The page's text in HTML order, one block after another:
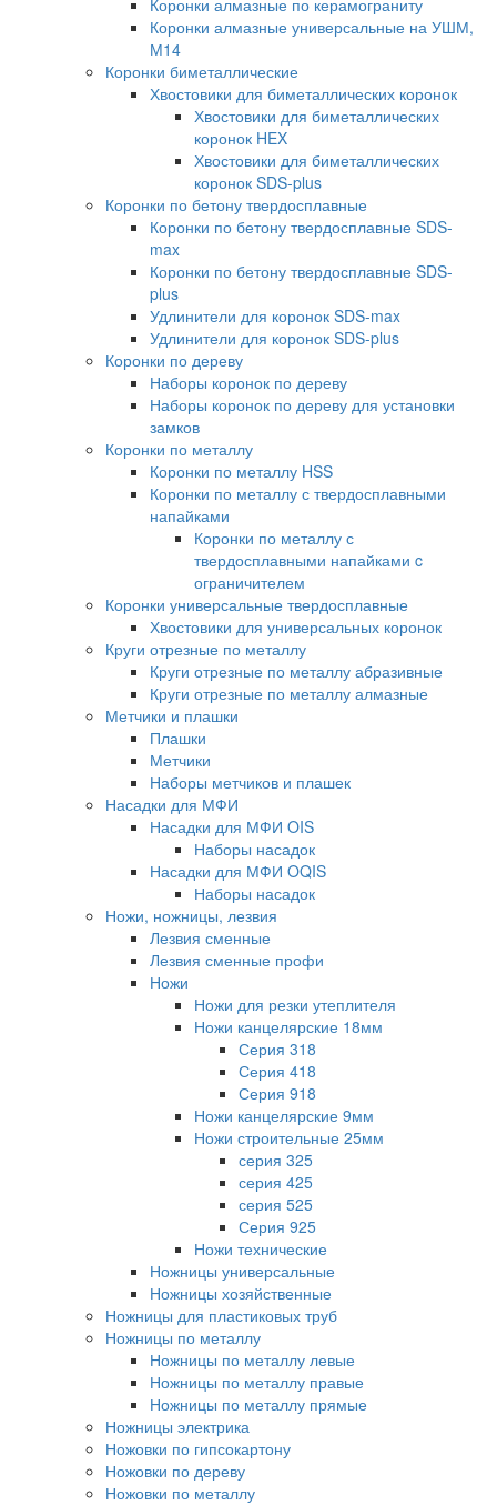
Коронки алмазные по керамограниту
Коронки алмазные универсальные на УШМ,
М14
Коронки биметаллические
Хвостовики для биметаллических коронок
Хвостовики для биметаллических
коронок HEX
Хвостовики для биметаллических
коронок SDS-plus
Коронки по бетону твердосплавные
Коронки по бетону твердосплавные SDS-
max
Коронки по бетону твердосплавные SDS-
plus
Удлинители для коронок SDS-max
Удлинители для коронок SDS-plus
Коронки по дереву
Наборы коронок по дереву
Наборы коронок по дереву для установки
замков
Коронки по металлу
Коронки по металлу HSS
Коронки по металлу с твердосплавными
напайками
Коронки по металлу с
твердосплавными напайками c
ограничителем
Коронки универсальные твердосплавные
Хвостовики для универсальных коронок
Круги отрезные по металлу
Круги отрезные по металлу абразивные
Круги отрезные по металлу алмазные
Метчики и плашки
Плашки
Метчики
Наборы метчиков и плашек
Насадки для МФИ
Насадки для МФИ OIS
Наборы насадок
Насадки для МФИ OQIS
Наборы насадок
Ножи, ножницы, лезвия
Лезвия сменные
Лезвия сменные профи
Ножи
Ножи для резки утеплителя
Ножи канцелярские 18мм
Серия 318
Серия 418
Серия 918
Ножи канцелярские 9мм
Ножи строительные 25мм
серия 325
серия 425
серия 525
Серия 925
Ножи технические
Ножницы универсальные
Ножницы хозяйственные
Ножницы для пластиковых труб
Ножницы по металлу
Ножницы по металлу левые
Ножницы по металлу правые
Ножницы по металлу прямые
Ножницы электрика
Ножовки по гипсокартону
Ножовки по дереву
Ножовки по металлу